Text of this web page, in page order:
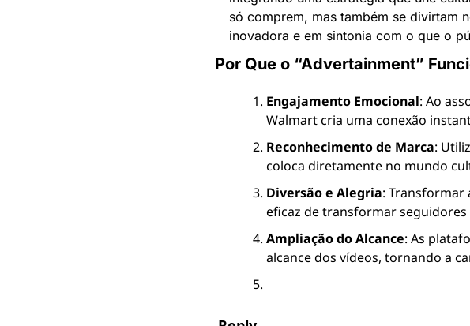
só comprem, mas também se divirtam
inovadora e em sintonia com o que o
Por Que o “Advertainment”
Engajamento Emocional: Ao
Walmart cria uma conexão
Reconhecimento de Marca:
coloca diretamente no mundo
Diversão e Alegria: Transformar
eficaz de transformar
Ampliação do Alcance: As
alcance dos vídeos, tornando a